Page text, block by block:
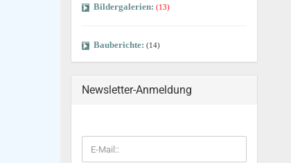
Bildergalerien: (13)
Bauberichte: (14)
Newsletter-Anmeldung